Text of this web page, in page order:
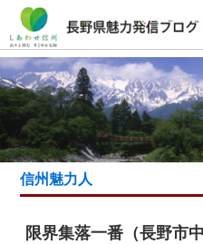
信州魅力人
限界集落一番（長野市